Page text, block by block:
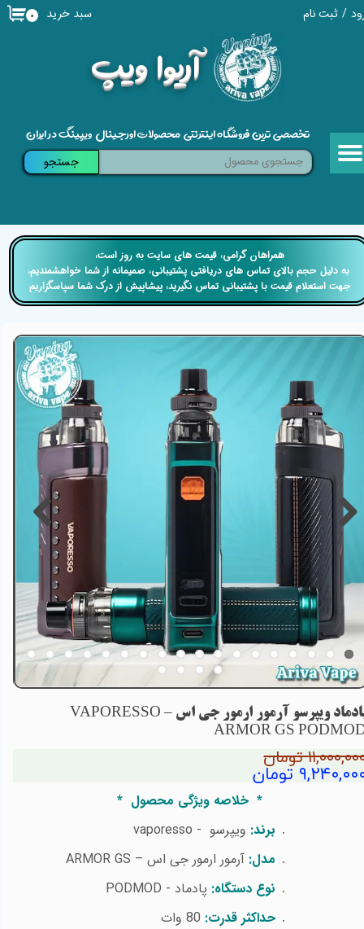
/ ثبت نام
حساب کاربری من
خروج از حساب کاربری
​آریوا ویپ
۰ سبد خرید
تخصصی ترین فروشگاه اینترنتی محصولات اورجینال ویپینگ در ایران
جستجو
پادماد ویپرسو آرمور ارمور جی اس – VAPORESSO
ARMOR GS
تومان
تومان
* خلاصه ویژگی محصول *
برند: ویپرسو vaporesso -
مدل: آرمور ارمور جی اس ARMOR GS –
نوع دستگاه: پادماد-
PODMOD
حداکثر قدرت:
​​همراهان گرامی، قیمت های سایت به روز است،
​​​​​​​ به دلیل حجم بالای تماس های دریافتی پشتیبانی، صمیمانه از شما خواهشمندیم،
جهت استعلام قیمت با پشتیبانی تماس نگیرید، پیشاپیش از درک شما سپاسگزاریم